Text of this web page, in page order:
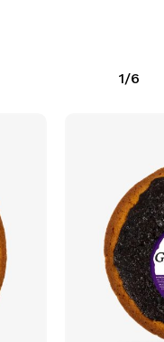
1/6